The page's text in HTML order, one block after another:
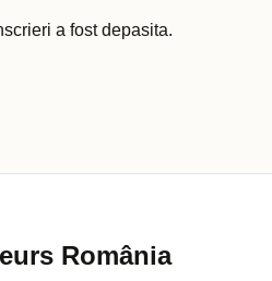
a fost depasita.
România